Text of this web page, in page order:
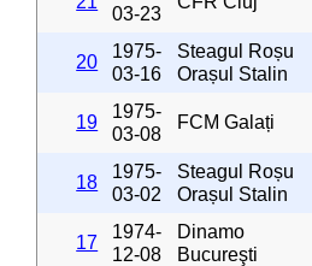
03-23
20
1975-
03-16
Steagul Roșu
Orașul Stalin
19
1975-
03-08
FCM Galați
18
1975-
03-02
Steagul Roșu
Orașul Stalin
17
1974-
12-08
Dinamo
Bucureşti